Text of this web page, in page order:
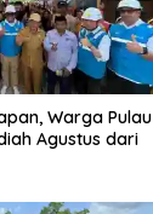
Warga Pulau
Agustus dari